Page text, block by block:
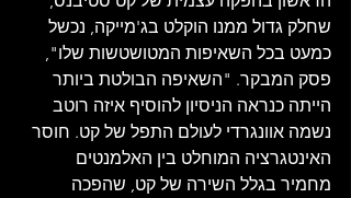
שחלק גדול ממנו הוקלט בג'מייקה, נכשל
כמעט בכל השאיפות המטושטשות שלו",
פסק המבקר. "השאיפה הבולטת ביותר
הייתה כנראה הניסיון להוסיף איזה רוטב
נשמה אוונגרדי לעולם התפל של קט. חוסר
האינטגרציה המוחלט בין האלמנטים
מחמיר בגלל השירה של קט, שהפכה